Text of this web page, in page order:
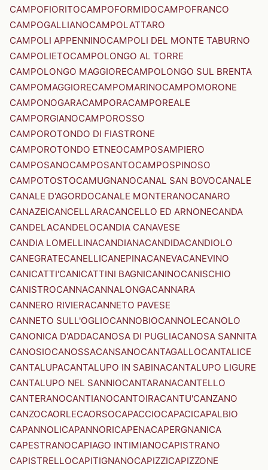
CAMPOFIORITOCAMPOFORMIDOCAMPOFRANCO
CAMPOGALLIANOCAMPOLATTARO
CAMPOLI APPENNINOCAMPOLI DEL MONTE TABURNO
CAMPOLIETOCAMPOLONGO AL TORRE
CAMPOLONGO MAGGIORECAMPOLONGO SUL BRENTA
CAMPOMAGGIORECAMPOMARINOCAMPOMORONE
CAMPONOGARACAMPORACAMPOREALE
CAMPORGIANOCAMPOROSSO
CAMPOROTONDO DI FIASTRONE
CAMPOROTONDO ETNEOCAMPOSAMPIERO
CAMPOSANOCAMPOSANTOCAMPOSPINOSO
CAMPOTOSTOCAMUGNANOCANAL SAN BOVOCANALE
CANALE D'AGORDOCANALE MONTERANOCANARO
CANAZEICANCELLARACANCELLO ED ARNONECANDA
CANDELACANDELOCANDIA CANAVESE
CANDIA LOMELLINACANDIANACANDIDACANDIOLO
CANEGRATECANELLICANEPINACANEVACANEVINO
CANICATTI'CANICATTINI BAGNICANINOCANISCHIO
CANISTROCANNACANNALONGACANNARA
CANNERO RIVIERACANNETO PAVESE
CANNETO SULL'OGLIOCANNOBIOCANNOLECANOLO
CANONICA D'ADDACANOSA DI PUGLIACANOSA SANNITA
CANOSIOCANOSSACANSANOCANTAGALLOCANTALICE
CANTALUPACANTALUPO IN SABINACANTALUPO LIGURE
CANTALUPO NEL SANNIOCANTARANACANTELLO
CANTERANOCANTIANOCANTOIRACANTU'CANZANO
CANZOCAORLECAORSOCAPACCIOCAPACICAPALBIO
CAPANNOLICAPANNORICAPENACAPERGNANICA
CAPESTRANOCAPIAGO INTIMIANOCAPISTRANO
CAPISTRELLOCAPITIGNANOCAPIZZICAPIZZONE